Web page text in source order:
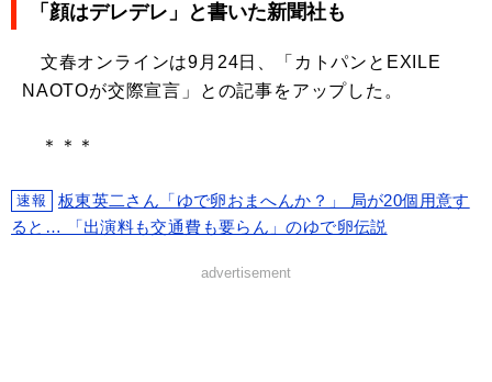
「顔はデレデレ」と書いた新聞社も
文春オンラインは9月24日、「カトパンとEXILE
NAOTOが交際宣言」との記事をアップした。
＊＊＊
速報
板東英二さん「ゆで卵おまへんか？」 局が20個用意す
ると… 「出演料も交通費も要らん」のゆで卵伝説
advertisement